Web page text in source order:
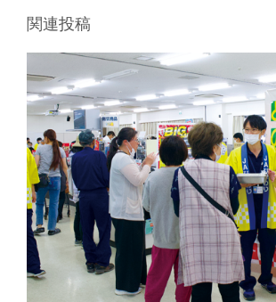
Aコープ
JAバンク・JA共済
JAバンクのご案内
キャンペーン情報
関連投稿